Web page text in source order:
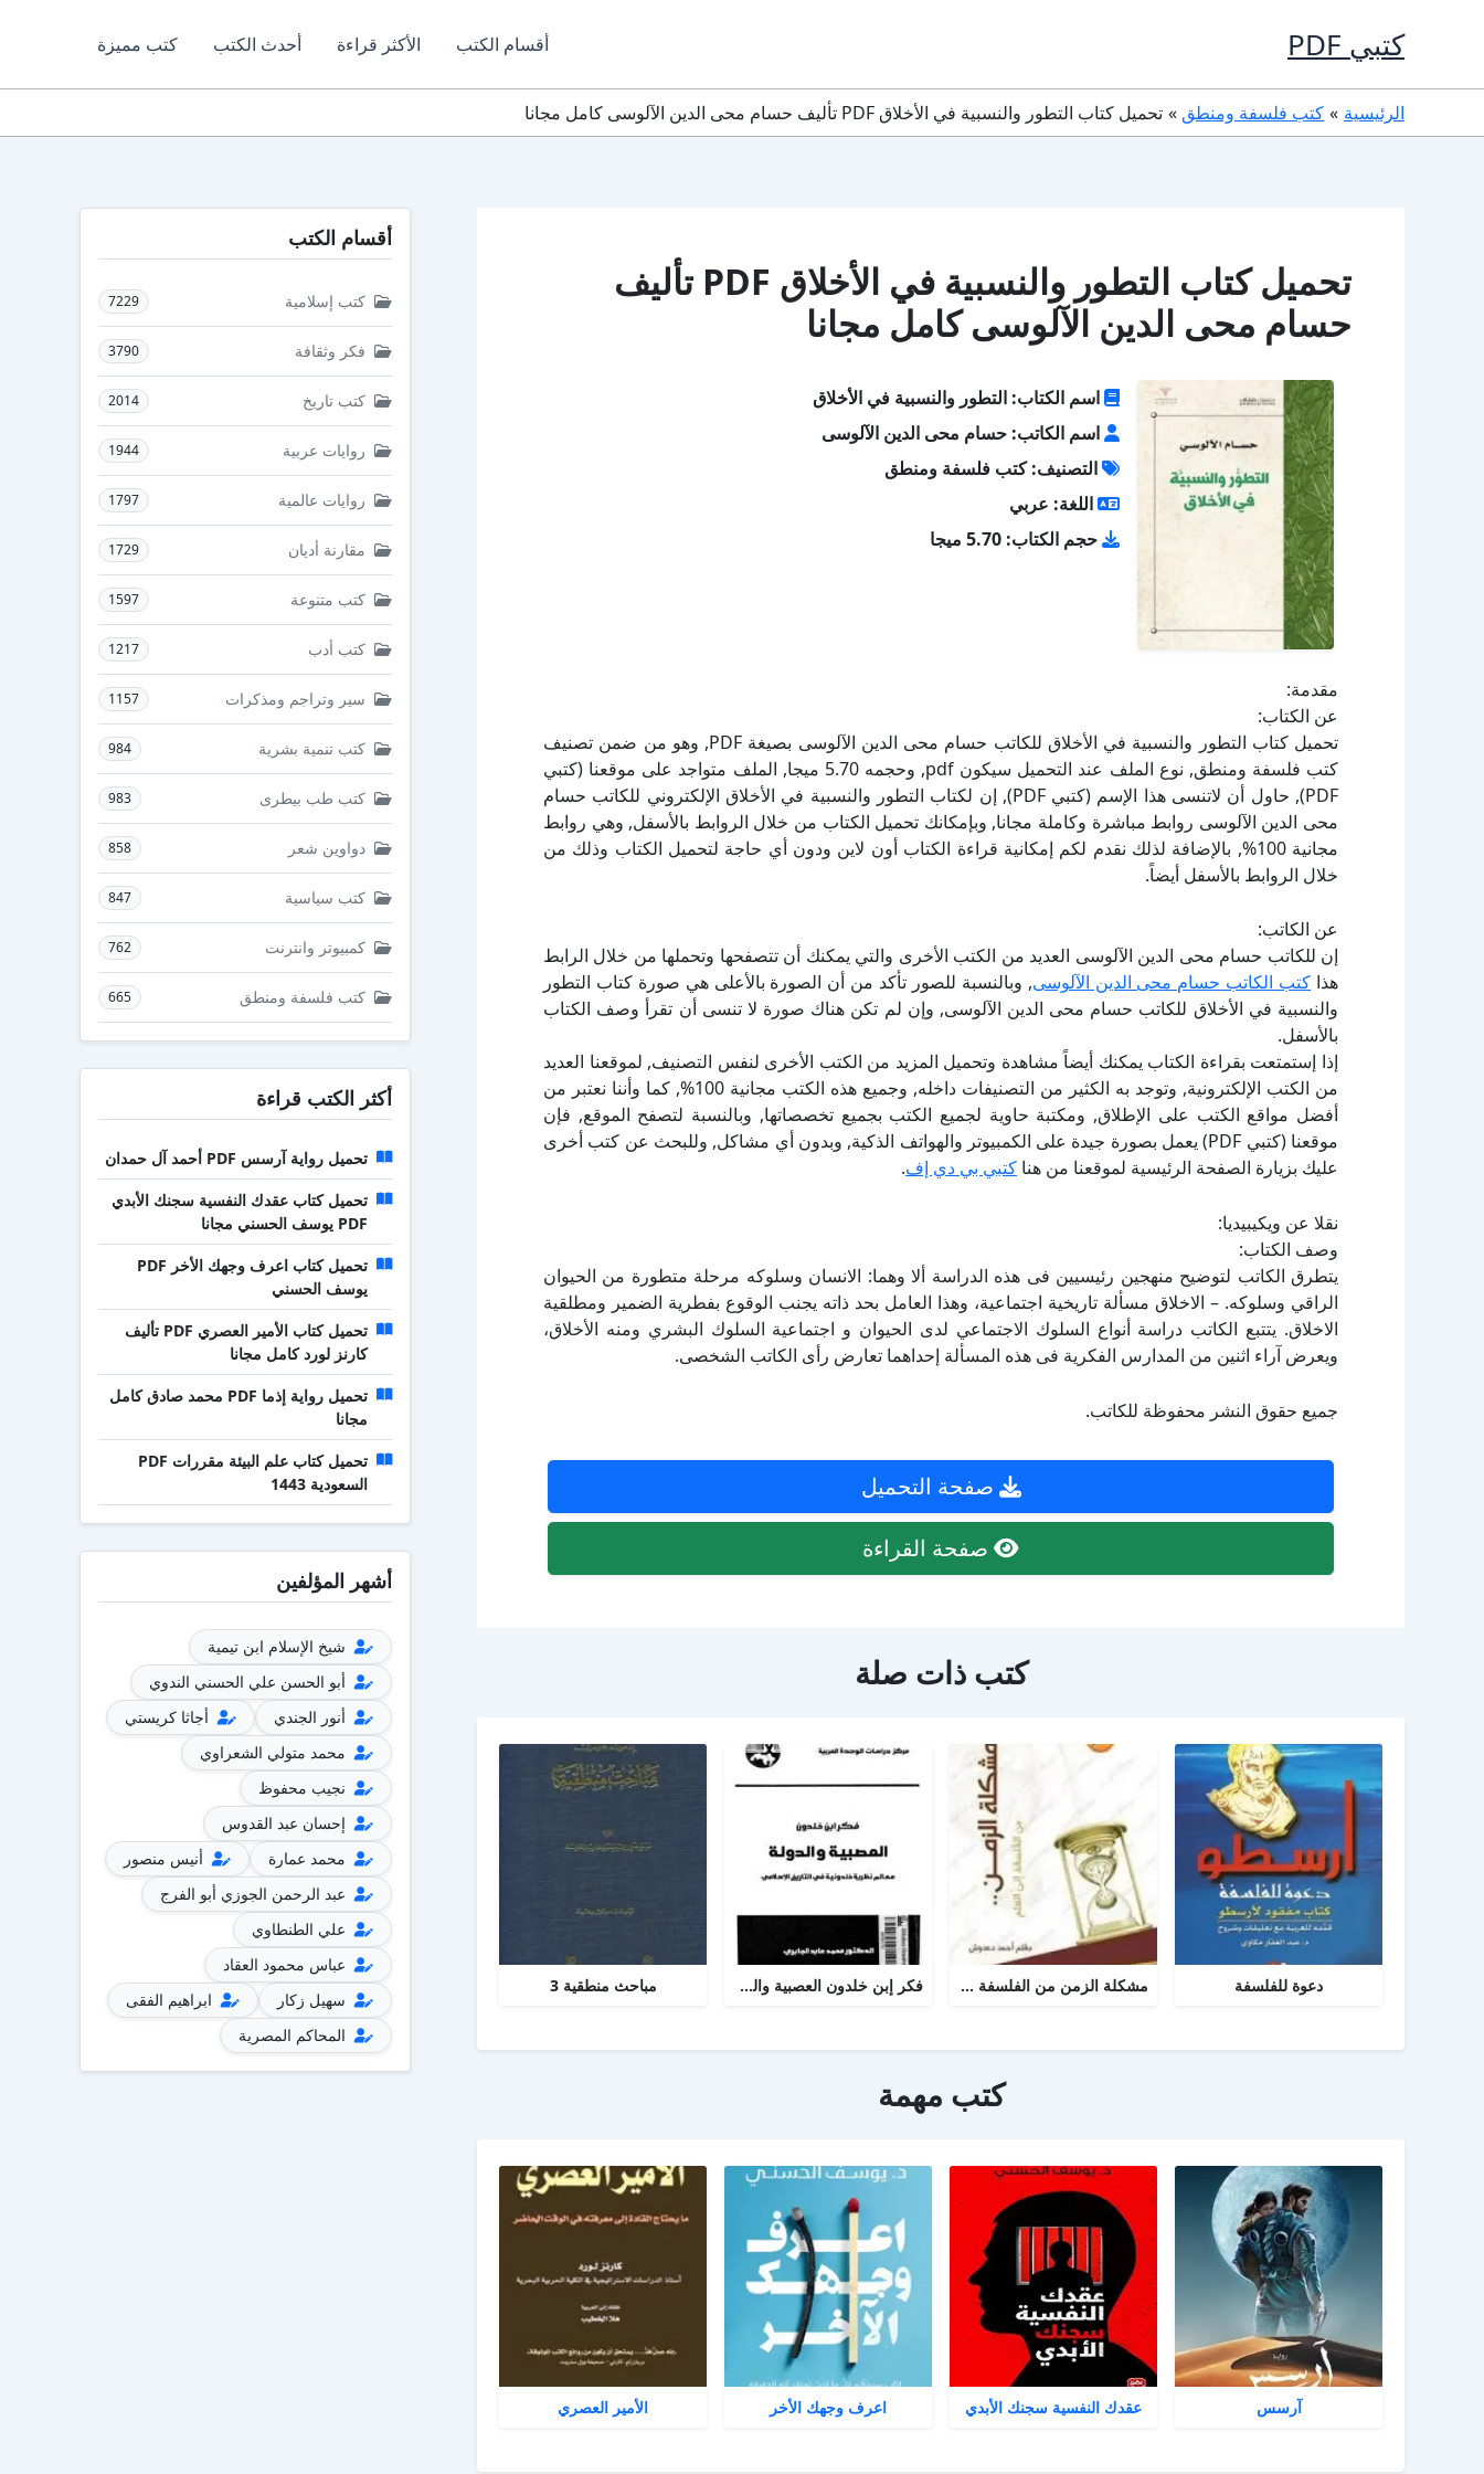
كتبي PDF أقسام الكتب الأكثر قراءة أحدث الكتب كتب مميزة
الرئيسية كتب فلسفة ومنطق تحميل كتاب التطور والنسبية في الأخلاق PDF تأليف حسام محى الدين الآلوسى كامل مجانا
تحميل كتاب التطور والنسبية في الأخلاق PDF تأليف
حسام محى الدين الآلوسى كامل مجانا
اسم الكتاب: التطور والنسبية في الأخلاق
اسم الكاتب: حسام محى الدين الآلوسى
التصنيف: كتب فلسفة ومنطق
اللغة: عربي
حجم الكتاب: 5.70 ميجا
مقدمة:
عن الكتاب:
تحميل كتاب التطور والنسبية في الأخلاق للكاتب حسام محى الدين الآلوسى بصيغة PDF, وهو من ضمن تصنيف
كتب فلسفة ومنطق, نوع الملف عند التحميل سيكون pdf, وحجمه 5.70 ميجا, الملف متواجد على موقعنا (كتبي
PDF), حاول أن لاتنسى هذا الإسم (كتبي PDF), إن لكتاب التطور والنسبية في الأخلاق الإلكتروني للكاتب حسام
محى الدين الآلوسى روابط مباشرة وكاملة مجانا, وبإمكانك تحميل الكتاب من خلال الروابط بالأسفل, وهي روابط
مجانية 100%, بالإضافة لذلك نقدم لكم إمكانية قراءة الكتاب أون لاين ودون أي حاجة لتحميل الكتاب وذلك من
خلال الروابط بالأسفل أيضاً.
عن الكاتب:
إن للكاتب حسام محى الدين الآلوسى العديد من الكتب الأخرى والتي يمكنك أن تتصفحها وتحملها من خلال الرابط
هذا كتب الكاتب حسام محى الدين الآلوسى, وبالنسبة للصور تأكد من أن الصورة بالأعلى هي صورة كتاب التطور
والنسبية في الأخلاق للكاتب حسام محى الدين الآلوسى, وإن لم تكن هناك صورة لا تنسى أن تقرأ وصف الكتاب
بالأسفل.
إذا إستمتعت بقراءة الكتاب يمكنك أيضاً مشاهدة وتحميل المزيد من الكتب الأخرى لنفس التصنيف, لموقعنا العديد
من الكتب الإلكترونية, وتوجد به الكثير من التصنيفات داخله, وجميع هذه الكتب مجانية 100%, كما وأننا نعتبر من
أفضل مواقع الكتب على الإطلاق, ومكتبة حاوية لجميع الكتب بجميع تخصصاتها, وبالنسبة لتصفح الموقع, فإن
موقعنا (كتبي PDF) يعمل بصورة جيدة على الكمبيوتر والهواتف الذكية, وبدون أي مشاكل, وللبحث عن كتب أخرى
عليك بزيارة الصفحة الرئيسية لموقعنا من هنا كتبي بي دي إف.
نقلا عن ويكيبيديا:
وصف الكتاب:
يتطرق الكاتب لتوضيح منهجين رئيسيين فى هذه الدراسة ألا وهما: الانسان وسلوكه مرحلة متطورة من الحيوان
الراقي وسلوكه. – الاخلاق مسألة تاريخية اجتماعية، وهذا العامل بحد ذاته يجنب الوقوع بفطرية الضمير ومطلقية
الاخلاق. يتتبع الكاتب دراسة أنواع السلوك الاجتماعي لدى الحيوان و اجتماعية السلوك البشري ومنه الأخلاق،
ويعرض آراء اثنين من المدارس الفكرية فى هذه المسألة إحداهما تعارض رأى الكاتب الشخصى.
جميع حقوق النشر محفوظة للكاتب.
صفحة التحميل
صفحة القراءة
كتب ذات صلة
دعوة للفلسفة مشكلة الزمن من الفلسفة الى العلم فكر إبن خلدون العصبية والدولة مباحث منطقية 3
كتب مهمة
آرسس عقدك النفسية سجنك الأبدي اعرف وجهك الأخر الأمير العصري
أقسام الكتب
كتب إسلامية 7229
فكر وثقافة 3790
كتب تاريخ 2014
روايات عربية 1944
روايات عالمية 1797
مقارنة أديان 1729
كتب متنوعة 1597
كتب أدب 1217
سير وتراجم ومذكرات 1157
كتب تنمية بشرية 984
كتب طب بيطرى 983
دواوين شعر 858
كتب سياسية 847
كمبيوتر وانترنت 762
كتب فلسفة ومنطق 665
أكثر الكتب قراءة
تحميل رواية آرسس PDF أحمد آل حمدان
تحميل كتاب عقدك النفسية سجنك الأبدي
PDF يوسف الحسني مجانا
تحميل كتاب اعرف وجهك الأخر PDF
يوسف الحسني
تحميل كتاب الأمير العصري PDF تأليف
كارنز لورد كامل مجانا
تحميل رواية إذما PDF محمد صادق كامل
مجانا
تحميل كتاب علم البيئة مقررات PDF
السعودية 1443
أشهر المؤلفين
شيخ الإسلام ابن تيمية
أبو الحسن علي الحسني الندوي
أنور الجندي
أجاثا كريستي
محمد متولي الشعراوي
نجيب محفوظ
إحسان عبد القدوس
محمد عمارة
أنيس منصور
عبد الرحمن الجوزي أبو الفرج
علي الطنطاوي
عباس محمود العقاد
سهيل زكار
ابراهيم الفقى
المحاكم المصرية